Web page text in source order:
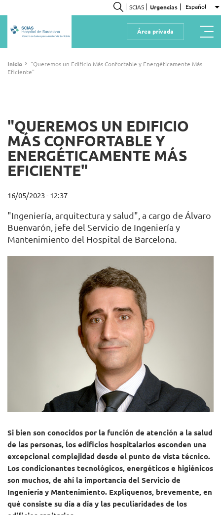
al
contenido
principal
Buscar
SCIAS Urgencias Español
Centro exclusivo para Assistència Sanitària
Área privada
Ruta
de
Inicio ›
"Queremos un Edificio Más Confortable y Energéticamente Más
Eficiente"
"QUEREMOS UN EDIFICIO
MÁS CONFORTABLE Y
ENERGÉTICAMENTE MÁS
EFICIENTE"
16/05/2023 - 12:37
"Ingeniería, arquitectura y salud", a cargo de Álvaro
Buenvarón, jefe del Servicio de Ingeniería y
Mantenimiento del Hospital de Barcelona.
Si bien son conocidos por la función de atención a la salud
de las personas, los edificios hospitalarios esconden una
excepcional complejidad desde el punto de vista técnico.
Los condicionantes tecnológicos, energéticos e higiénicos
son muchos, de ahí la importancia del Servicio de
Ingeniería y Mantenimiento. Explíquenos, brevemente, en
qué consiste su día a día y las peculiaridades de los